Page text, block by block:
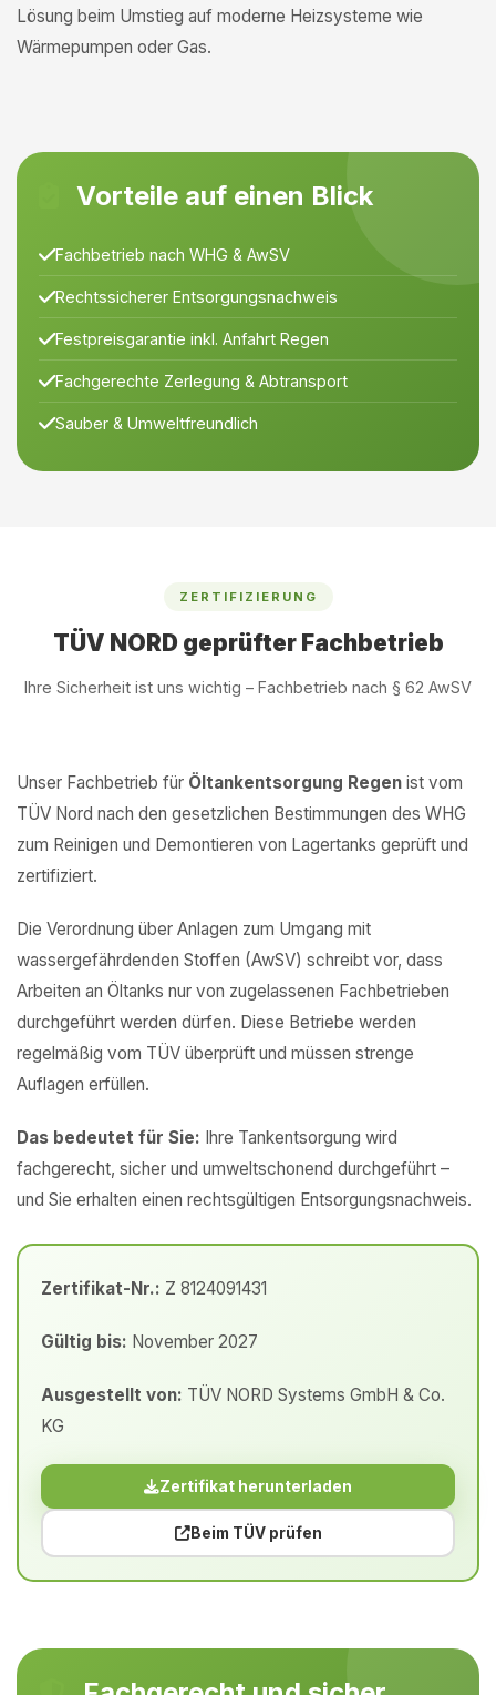
Lösung beim Umstieg auf moderne Heizsysteme wie
Wärmepumpen oder Gas.
Vorteile auf einen Blick
Fachbetrieb nach WHG & AwSV
Rechtssicherer Entsorgungsnachweis
Festpreisgarantie inkl. Anfahrt Regen
Fachgerechte Zerlegung & Abtransport
Sauber & Umweltfreundlich
ZERTIFIZIERUNG
TÜV NORD geprüfter Fachbetrieb
Ihre Sicherheit ist uns wichtig – Fachbetrieb nach § 62 AwSV
Unser Fachbetrieb für Öltankentsorgung Regen ist vom
TÜV Nord nach den gesetzlichen Bestimmungen des WHG
zum Reinigen und Demontieren von Lagertanks geprüft und
zertifiziert.
Die Verordnung über Anlagen zum Umgang mit
wassergefährdenden Stoffen (AwSV) schreibt vor, dass
Arbeiten an Öltanks nur von zugelassenen Fachbetrieben
durchgeführt werden dürfen. Diese Betriebe werden
regelmäßig vom TÜV überprüft und müssen strenge
Auflagen erfüllen.
Das bedeutet für Sie: Ihre Tankentsorgung wird
fachgerecht, sicher und umweltschonend durchgeführt –
und Sie erhalten einen rechtsgültigen Entsorgungsnachweis.
Zertifikat-Nr.: Z 8124091431
Gültig bis: November 2027
Ausgestellt von: TÜV NORD Systems GmbH & Co.
KG
Zertifikat herunterladen
Beim TÜV prüfen